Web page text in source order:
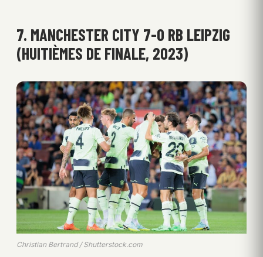
7. MANCHESTER CITY 7-0 RB LEIPZIG
(HUITIÈMES DE FINALE, 2023)
Christian Bertrand / Shutterstock.com